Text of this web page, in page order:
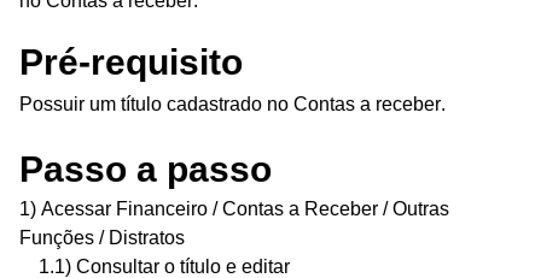
Pré-requisito
Possuir um título cadastrado no Contas a receber.
Passo a passo
1) Acessar Financeiro / Contas a Receber / Outras
Funções / Distratos
1.1) Consultar o título e editar